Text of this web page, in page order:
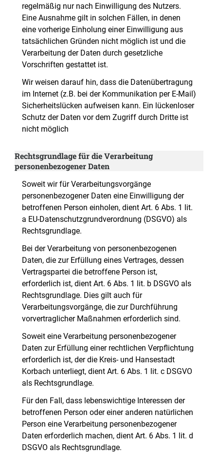
regelmäßig nur nach Einwilligung des Nutzers.
Eine Ausnahme gilt in solchen Fällen, in denen
eine vorherige Einholung einer Einwilligung aus
tatsächlichen Gründen nicht möglich ist und die
Verarbeitung der Daten durch gesetzliche
Vorschriften gestattet ist.
Wir weisen darauf hin, dass die Datenübertragung
im Internet (z.B. bei der Kommunikation per E-Mail)
Sicherheitslücken aufweisen kann. Ein lückenloser
Schutz der Daten vor dem Zugriff durch Dritte ist
nicht möglich
Rechtsgrundlage für die Verarbeitung
personenbezogener Daten
Soweit wir für Verarbeitungsvorgänge
personenbezogener Daten eine Einwilligung der
betroffenen Person einholen, dient Art. 6 Abs. 1 lit.
a EU-Datenschutzgrundverordnung (DSGVO) als
Rechtsgrundlage.
Bei der Verarbeitung von personenbezogenen
Daten, die zur Erfüllung eines Vertrages, dessen
Vertragspartei die betroffene Person ist,
erforderlich ist, dient Art. 6 Abs. 1 lit. b DSGVO als
Rechtsgrundlage. Dies gilt auch für
Verarbeitungsvorgänge, die zur Durchführung
vorvertraglicher Maßnahmen erforderlich sind.
Soweit eine Verarbeitung personenbezogener
Daten zur Erfüllung einer rechtlichen Verpflichtung
erforderlich ist, der die Kreis- und Hansestadt
Korbach unterliegt, dient Art. 6 Abs. 1 lit. c DSGVO
als Rechtsgrundlage.
Für den Fall, dass lebenswichtige Interessen der
betroffenen Person oder einer anderen natürlichen
Person eine Verarbeitung personenbezogener
Daten erforderlich machen, dient Art. 6 Abs. 1 lit. d
DSGVO als Rechtsgrundlage.